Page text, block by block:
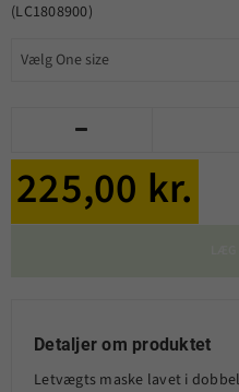
(LC1808900)

225,00 kr.
Detaljer om produktet
Letvægts maske lavet i